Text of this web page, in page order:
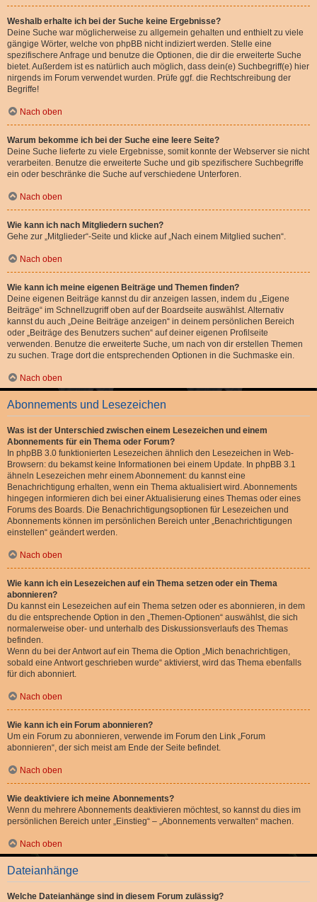
Weshalb erhalte ich bei der Suche keine Ergebnisse?
Deine Suche war möglicherweise zu allgemein gehalten und enthielt zu viele
gängige Wörter, welche von phpBB nicht indiziert werden. Stelle eine
spezifischere Anfrage und benutze die Optionen, die dir die erweiterte Suche
bietet. Außerdem ist es natürlich auch möglich, dass dein(e) Suchbegriff(e) hier
nirgends im Forum verwendet wurden. Prüfe ggf. die Rechtschreibung der
Begriffe!
Nach oben
Warum bekomme ich bei der Suche eine leere Seite?
Deine Suche lieferte zu viele Ergebnisse, somit konnte der Webserver sie nicht
verarbeiten. Benutze die erweiterte Suche und gib spezifischere Suchbegriffe
ein oder beschränke die Suche auf verschiedene Unterforen.
Nach oben
Wie kann ich nach Mitgliedern suchen?
Gehe zur „Mitglieder“-Seite und klicke auf „Nach einem Mitglied suchen“.
Nach oben
Wie kann ich meine eigenen Beiträge und Themen finden?
Deine eigenen Beiträge kannst du dir anzeigen lassen, indem du „Eigene
Beiträge“ im Schnellzugriff oben auf der Boardseite auswählst. Alternativ
kannst du auch „Deine Beiträge anzeigen“ in deinem persönlichen Bereich
oder „Beiträge des Benutzers suchen“ auf deiner eigenen Profilseite
verwenden. Benutze die erweiterte Suche, um nach von dir erstellen Themen
zu suchen. Trage dort die entsprechenden Optionen in die Suchmaske ein.
Nach oben
Abonnements und Lesezeichen
Was ist der Unterschied zwischen einem Lesezeichen und einem
Abonnements für ein Thema oder Forum?
In phpBB 3.0 funktionierten Lesezeichen ähnlich den Lesezeichen in Web-
Browsern: du bekamst keine Informationen bei einem Update. In phpBB 3.1
ähneln Lesezeichen mehr einem Abonnement: du kannst eine
Benachrichtigung erhalten, wenn ein Thema aktualisiert wird. Abonnements
hingegen informieren dich bei einer Aktualisierung eines Themas oder eines
Forums des Boards. Die Benachrichtigungsoptionen für Lesezeichen und
Abonnements können im persönlichen Bereich unter „Benachrichtigungen
einstellen“ geändert werden.
Nach oben
Wie kann ich ein Lesezeichen auf ein Thema setzen oder ein Thema
abonnieren?
Du kannst ein Lesezeichen auf ein Thema setzen oder es abonnieren, in dem
du die entsprechende Option in den „Themen-Optionen“ auswählst, die sich
normalerweise ober- und unterhalb des Diskussionsverlaufs des Themas
befinden.
Wenn du bei der Antwort auf ein Thema die Option „Mich benachrichtigen,
sobald eine Antwort geschrieben wurde“ aktivierst, wird das Thema ebenfalls
für dich abonniert.
Nach oben
Wie kann ich ein Forum abonnieren?
Um ein Forum zu abonnieren, verwende im Forum den Link „Forum
abonnieren“, der sich meist am Ende der Seite befindet.
Nach oben
Wie deaktiviere ich meine Abonnements?
Wenn du mehrere Abonnements deaktivieren möchtest, so kannst du dies im
persönlichen Bereich unter „Einstieg“ – „Abonnements verwalten“ machen.
Nach oben
Dateianhänge
Welche Dateianhänge sind in diesem Forum zulässig?